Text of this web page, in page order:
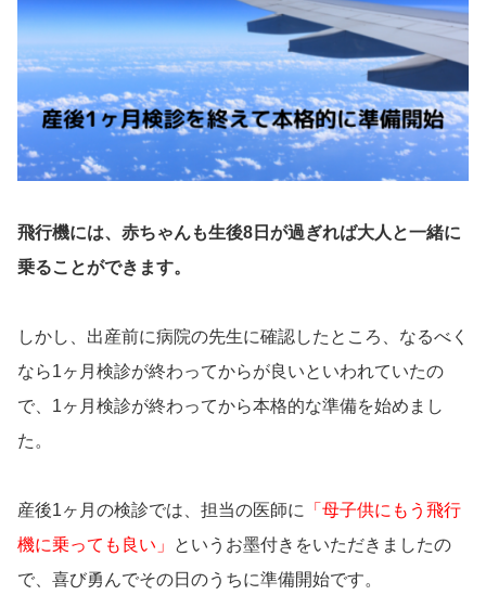
飛行機には、赤ちゃんも生後8日が過ぎれば大人と一緒に
乗ることができます。
しかし、出産前に病院の先生に確認したところ、なるべく
なら1ヶ月検診が終わってからが良いといわれていたの
で、1ヶ月検診が終わってから本格的な準備を始めまし
た。
産後1ヶ月の検診では、担当の医師に
「母子供にもう飛行
機に乗っても良い」
というお墨付きをいただきましたの
で、喜び勇んでその日のうちに準備開始です。